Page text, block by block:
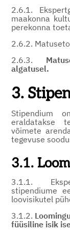
2.6.1.
maakonna
perekonna
2.6.2.
2.6.3.
algatusel.
3.
Stipendium
eraldatakse
võimete
tegevuse
3.1.
3.1.1.
stipendiume
loovisikutel
3.1.2.
füüsiline isik